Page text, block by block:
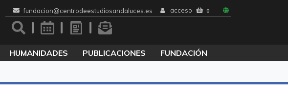
fundacion@centrodeestudiosandaluces.es acceso 0
HUMANIDADES PUBLICACIONES FUNDACIÓN